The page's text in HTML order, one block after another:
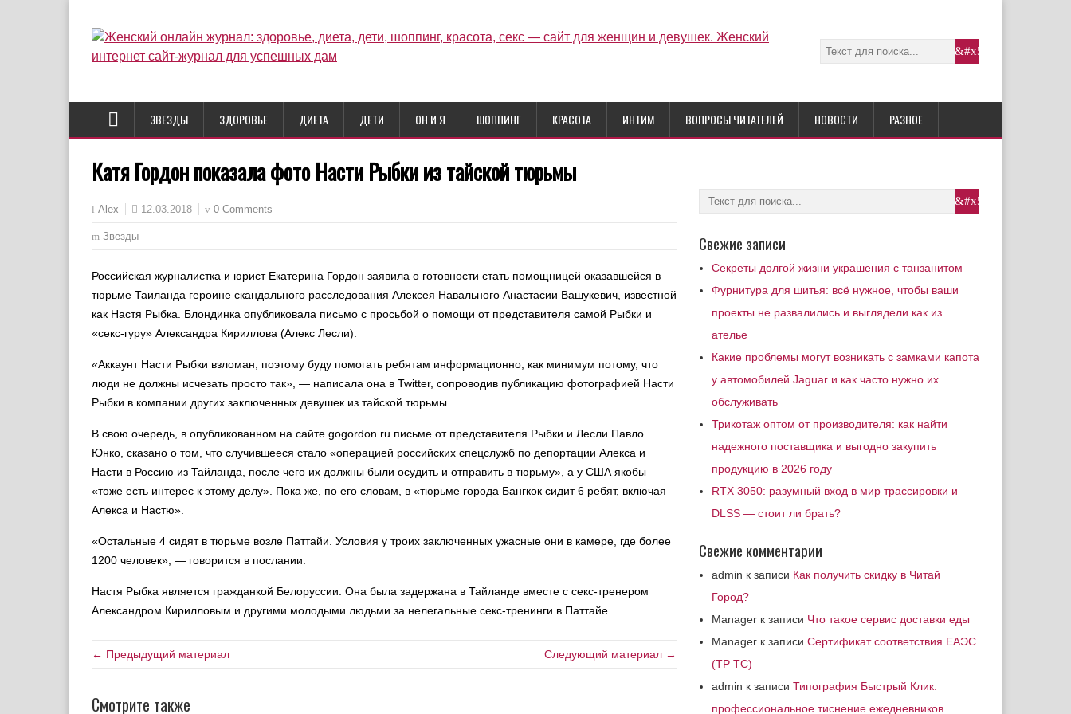
ЗВЕЗДЫ ЗДОРОВЬЕ ДИЕТА ДЕТИ ОН И Я ШОППИНГ КРАСОТА ИНТИМ ВОПРОСЫ ЧИТАТЕЛЕЙ НОВОСТИ РАЗНОЕ
Катя Гордон показала фото Насти Рыбки из тайской тюрьмы
Alex 12.03.2018 0 Comments
Звезды
Российская журналистка и юрист Екатерина Гордон заявила о готовности стать помощницей оказавшейся в
тюрьме Таиланда героине скандального расследования Алексея Навального Анастасии Вашукевич, известной
как Настя Рыбка. Блондинка опубликовала письмо с просьбой о помощи от представителя самой Рыбки и
«секс-гуру» Александра Кириллова (Алекс Лесли).
«Аккаунт Насти Рыбки взломан, поэтому буду помогать ребятам информационно, как минимум потому, что
люди не должны исчезать просто так», — написала она в Twitter, сопроводив публикацию фотографией Насти
Рыбки в компании других заключенных девушек из тайской тюрьмы.
В свою очередь, в опубликованном на сайте gogordon.ru письме от представителя Рыбки и Лесли Павло
Юнко, сказано о том, что случившееся стало «операцией российских спецслужб по депортации Алекса и
Насти в Россию из Тайланда, после чего их должны были осудить и отправить в тюрьму», а у США якобы
«тоже есть интерес к этому делу». Пока же, по его словам, в «тюрьме города Бангкок сидит 6 ребят, включая
Алекса и Настю».
«Остальные 4 сидят в тюрьме возле Паттайи. Условия у троих заключенных ужасные они в камере, где более
1200 человек», — говорится в послании.
Настя Рыбка является гражданкой Белоруссии. Она была задержана в Тайланде вместе с секс-тренером
Александром Кирилловым и другими молодыми людьми за нелегальные секс-тренинги в Паттайе.
← Предыдущий материал Следующий материал →
Смотрите также
Свежие записи
Секреты долгой жизни украшения с танзанитом
Фурнитура для шитья: всё нужное, чтобы ваши
проекты не развалились и выглядели как из
ателье
Какие проблемы могут возникать с замками капота
у автомобилей Jaguar и как часто нужно их
обслуживать
Трикотаж оптом от производителя: как найти
надежного поставщика и выгодно закупить
продукцию в 2026 году
RTX 3050: разумный вход в мир трассировки и
DLSS — стоит ли брать?
Свежие комментарии
admin к записи Как получить скидку в Читай
Город?
Manager к записи Что такое сервис доставки еды
Manager к записи Сертификат соответствия ЕАЭС
(ТР ТС)
admin к записи Типография Быстрый Клик:
профессиональное тиснение ежедневников